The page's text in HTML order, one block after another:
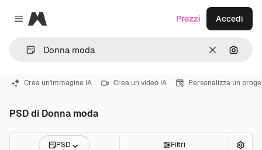
Close menu
Magnific
CancellaCerca
Prezzi Accedi
Crea un'immagine IA Crea un video IA Personalizza un
PSD di Donna moda
PSD Filtri